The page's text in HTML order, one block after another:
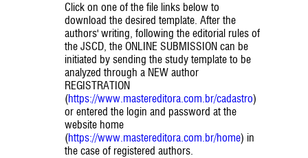
Click on one of the file links below to
download the desired template. After the
authors' writing, following the editorial rules of
the JSCD, the ONLINE SUBMISSION can be
initiated by sending the study template to be
analyzed through a NEW author
REGISTRATION
(https://www.mastereditora.com.br/cadastro)
or entered the login and password at the
website home
(https://www.mastereditora.com.br/home) in
the case of registered authors.